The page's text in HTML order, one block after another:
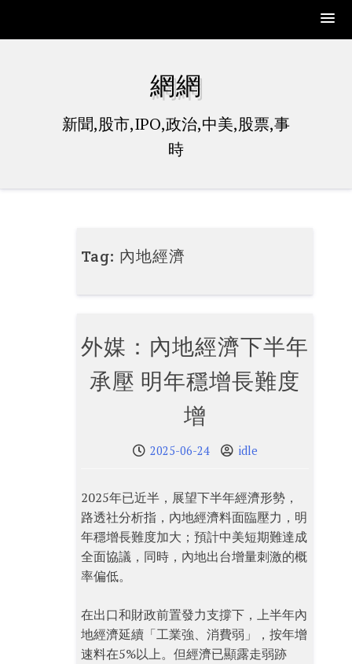
網網
新聞,股市,IPO,政治,中美,股票,事
時
Tag: 內地經濟
外媒：內地經濟下半年
承壓 明年穩增長難度
增
2025-06-24 idle
2025年已近半，展望下半年經濟形勢，
路透社分析指，內地經濟料面臨壓力，明
年穩增長難度加大；預計中美短期難達成
全面協議，同時，內地出台增量刺激的概
率偏低。
在出口和財政前置發力支撐下，上半年內
地經濟延續「工業強、消費弱」，按年增
速料在5%以上。但經濟已顯露走弱跡